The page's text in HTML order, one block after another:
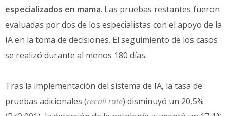
especializados en mama. Las pruebas restantes fueron
evaluadas por dos de los especialistas con el apoyo de la
IA en la toma de decisiones. El seguimiento de los casos
se realizó durante al menos 180 días.
Tras la implementación del sistema de IA, la tasa de
pruebas adicionales (recall rate) disminuyó un 20,5%